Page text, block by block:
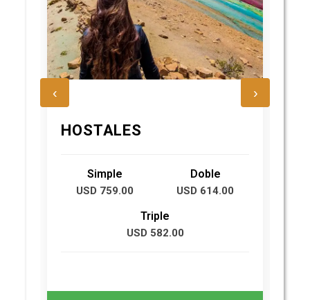
‹
HOSTALES
Simple
USD 759.00
Doble
USD 614.00
Triple
USD 582.00
›